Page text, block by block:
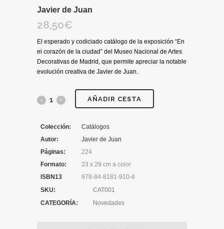
Javier de Juan
28,50€
El esperado y codiciado catálogo de la exposición “En
el corazón de la ciudad” del Museo Nacional de Artes
Decorativas de Madrid, que permite apreciar la notable
evolución creativa de Javier de Juan.
AÑADIR CESTA
Colección:
Catálogos
Autor:
Javier de Juan
Páginas:
224
Formato:
23 x 29 cm a color
ISBN13
978-84-8181-910-6
SKU:
CAT001
CATEGORÍA:
Novedades